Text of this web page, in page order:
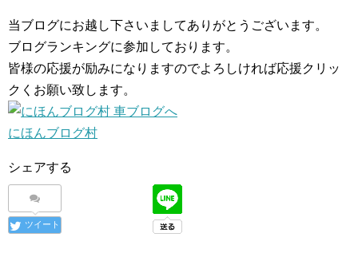
当ブログにお越し下さいましてありがとうございます。
ブログランキングに参加しております。
皆様の応援が励みになりますのでよろしければ応援クリッ
クくお願い致します。
にほんブログ村
シェアする
ツイート